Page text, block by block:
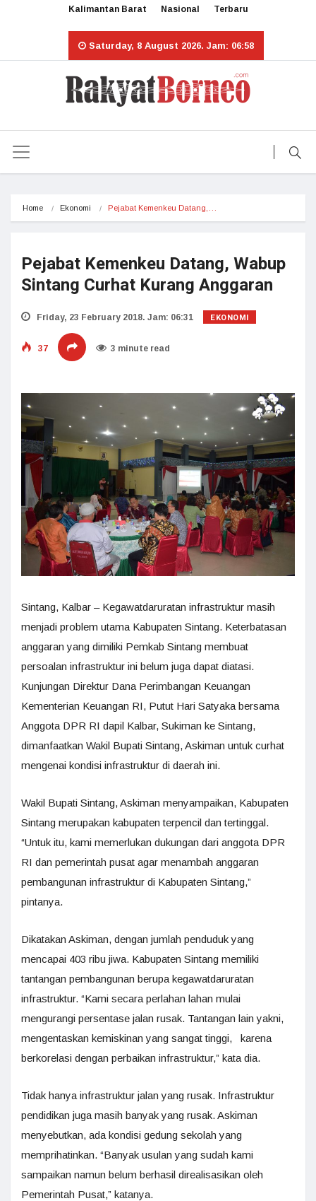
Kalimantan Barat Nasional Terbaru
Saturday, 8 August 2026. Jam: 06:58
Home Ekonomi Pejabat Kemenkeu Datang,…
Pejabat Kemenkeu Datang, Wabup
Sintang Curhat Kurang Anggaran
Friday, 23 February 2018. Jam: 06:31 EKONOMI
37 3 minute read
Sintang, Kalbar – Kegawatdaruratan infrastruktur masih
menjadi problem utama Kabupaten Sintang. Keterbatasan
anggaran yang dimiliki Pemkab Sintang membuat
persoalan infrastruktur ini belum juga dapat diatasi.
Kunjungan Direktur Dana Perimbangan Keuangan
Kementerian Keuangan RI, Putut Hari Satyaka bersama
Anggota DPR RI dapil Kalbar, Sukiman ke Sintang,
dimanfaatkan Wakil Bupati Sintang, Askiman untuk curhat
mengenai kondisi infrastruktur di daerah ini.
Wakil Bupati Sintang, Askiman menyampaikan, Kabupaten
Sintang merupakan kabupaten terpencil dan tertinggal.
“Untuk itu, kami memerlukan dukungan dari anggota DPR
RI dan pemerintah pusat agar menambah anggaran
pembangunan infrastruktur di Kabupaten Sintang,”
pintanya.
Dikatakan Askiman, dengan jumlah penduduk yang
mencapai 403 ribu jiwa. Kabupaten Sintang memiliki
tantangan pembangunan berupa kegawatdaruratan
infrastruktur. “Kami secara perlahan lahan mulai
mengurangi persentase jalan rusak. Tantangan lain yakni,
mengentaskan kemiskinan yang sangat tinggi, karena
berkorelasi dengan perbaikan infrastruktur,” kata dia.
Tidak hanya infrastruktur jalan yang rusak. Infrastruktur
pendidikan juga masih banyak yang rusak. Askiman
menyebutkan, ada kondisi gedung sekolah yang
memprihatinkan. “Banyak usulan yang sudah kami
sampaikan namun belum berhasil direalisasikan oleh
Pemerintah Pusat,” katanya.